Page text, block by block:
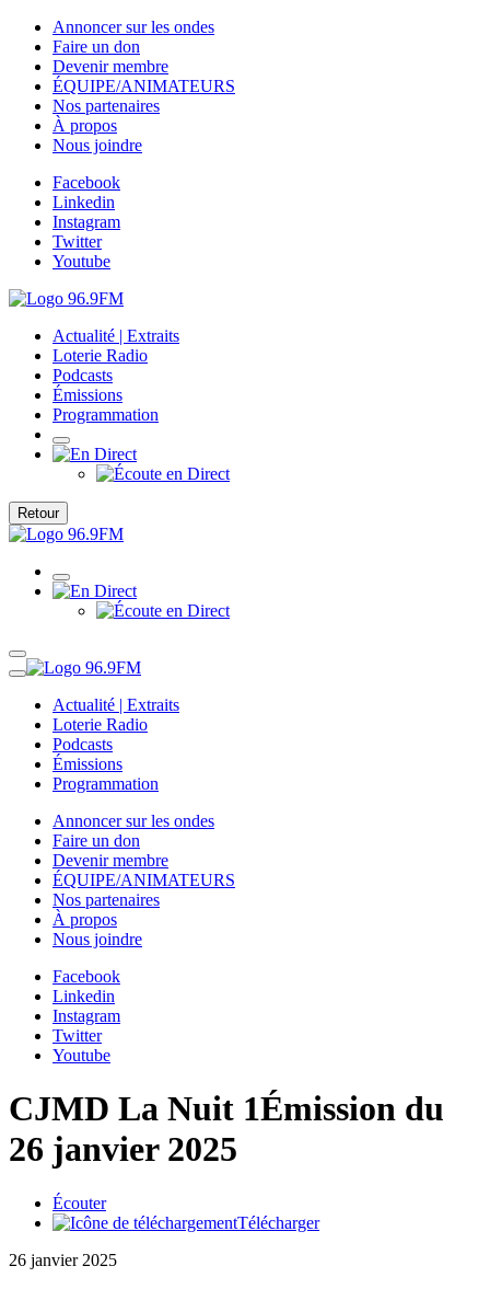
Annoncer sur les ondes
Faire un don
Devenir membre
ÉQUIPE/ANIMATEURS
Nos partenaires
À propos
Nous joindre
Facebook
Linkedin
Instagram
Twitter
Youtube
Actualité | Extraits
Loterie Radio
Podcasts
Émissions
Programmation
Retour
Actualité | Extraits
Loterie Radio
Podcasts
Émissions
Programmation
Annoncer sur les ondes
Faire un don
Devenir membre
ÉQUIPE/ANIMATEURS
Nos partenaires
À propos
Nous joindre
Facebook
Linkedin
Instagram
Twitter
Youtube
CJMD La Nuit 1Émission du
26 janvier 2025
Écouter
Télécharger
26 janvier 2025